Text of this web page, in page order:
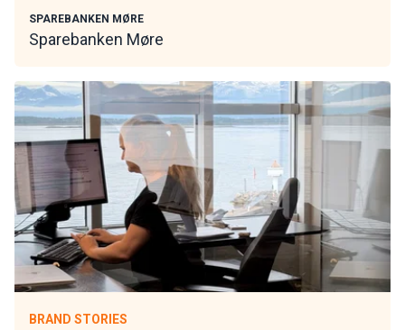
SPAREBANKEN MØRE
Sparebanken Møre
BRAND STORIES